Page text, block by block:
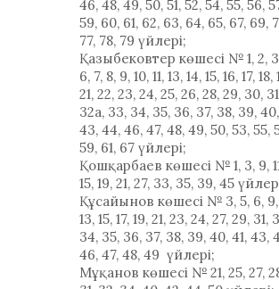
46, 48, 49, 50, 51, 52, 54, 55, 56,
59, 60, 61, 62, 63, 64, 65, 67, 69,
77, 78, 79 үйлері;
Қазыбековтер көшесі № 1, 2,
6, 7, 8, 9, 10, 11, 13, 14, 15, 16, 17,
21, 22, 23, 24, 25, 26, 28, 29, 30,
32а, 33, 34, 35, 36, 37, 38, 39,
43, 44, 46, 47, 48, 49, 50, 53, 55,
59, 61, 67 үйлері;
Қошқарбаев көшесі № 1, 3, 9,
15, 19, 21, 27, 33, 35, 39, 45
Құсайынов көшесі № 3, 5, 6, 9,
13, 15, 17, 19, 21, 23, 24, 27, 29, 31,
34, 35, 36, 37, 38, 39, 40, 41, 43,
46, 47, 48, 49 үйлері;
Мұқанов көшесі № 21, 25, 27,